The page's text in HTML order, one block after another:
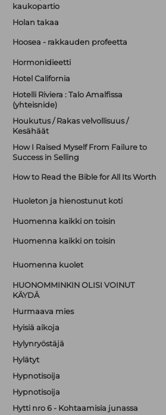
kaukopartio
Holan takaa
Hoosea - rakkauden profeetta
Hormonidieetti
Hotel California
Hotelli Riviera : Talo Amalfissa
(yhteisnide)
Houkutus / Rakas velvollisuus /
Kesähäät
How I Raised Myself From Failure to
Success in Selling
How to Read the Bible for All Its Worth
Huoleton ja hienostunut koti
Huomenna kaikki on toisin
Huomenna kaikki on toisin
Huomenna kuolet
HUONOMMINKIN OLISI VOINUT
KÄYDÄ
Hurmaava mies
Hyisiä aikoja
Hylynryöstäjä
Hylätyt
Hypnotisoija
Hypnotisoija
Hytti nro 6 - Kohtaamisia junassa